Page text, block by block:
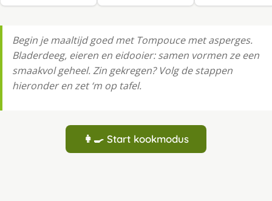
Begin je maaltijd goed met Tompouce met asperges.
Bladerdeeg, eieren en eidooier: samen vormen ze een
smaakvol geheel. Zin gekregen? Volg de stappen
hieronder en zet ‘m op tafel.
👩‍🍳 Start kookmodus